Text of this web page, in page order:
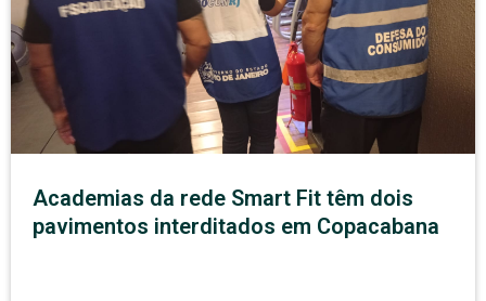
Academias da rede Smart Fit têm dois
pavimentos interditados em Copacabana